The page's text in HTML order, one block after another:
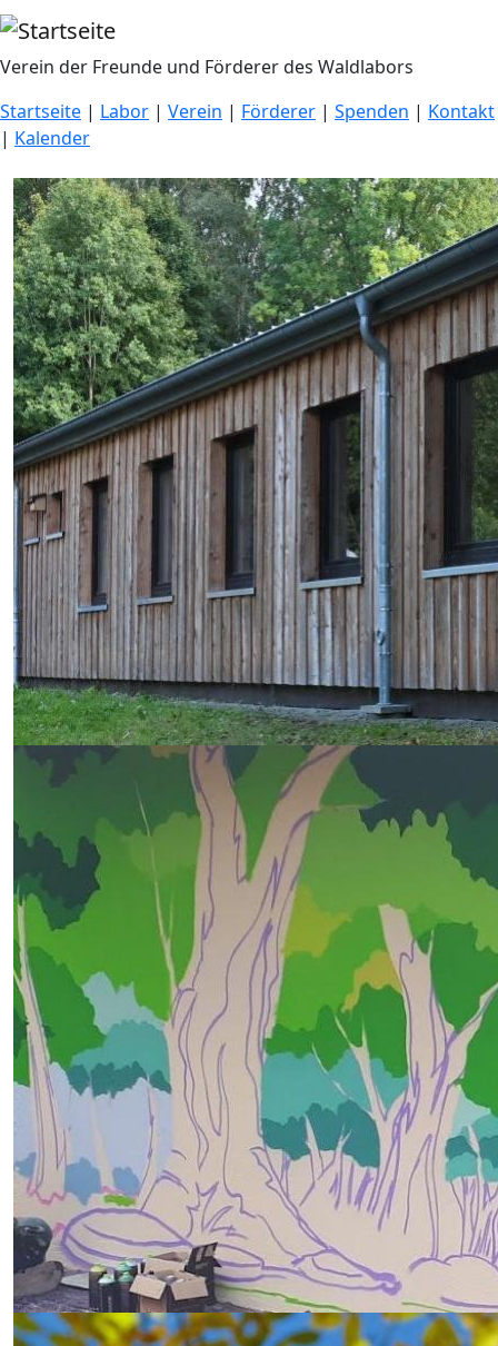
Direkt zum Inhalt
Verein der Freunde und Förderer des Waldlabors
Startseite | Labor | Verein | Förderer | Spenden | Kontakt
| Kalender